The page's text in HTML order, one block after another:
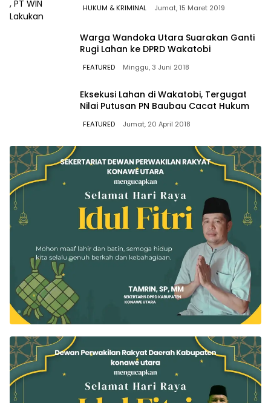
HUKUM & KRIMINAL Jumat, 15 Maret 2019
Warga Wandoka Utara Suarakan Ganti
Rugi Lahan ke DPRD Wakatobi
FEATURED Minggu, 3 Juni 2018
Eksekusi Lahan di Wakatobi, Tergugat
Nilai Putusan PN Baubau Cacat Hukum
FEATURED Jumat, 20 April 2018